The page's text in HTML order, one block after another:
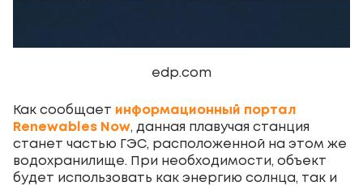
edp.com
Как сообщает информационный портал
Renewables Now, данная плавучая станция
станет частью ГЭС, расположенной на этом же
водохранилище. При необходимости, объект
будет использовать как энергию солнца, так и